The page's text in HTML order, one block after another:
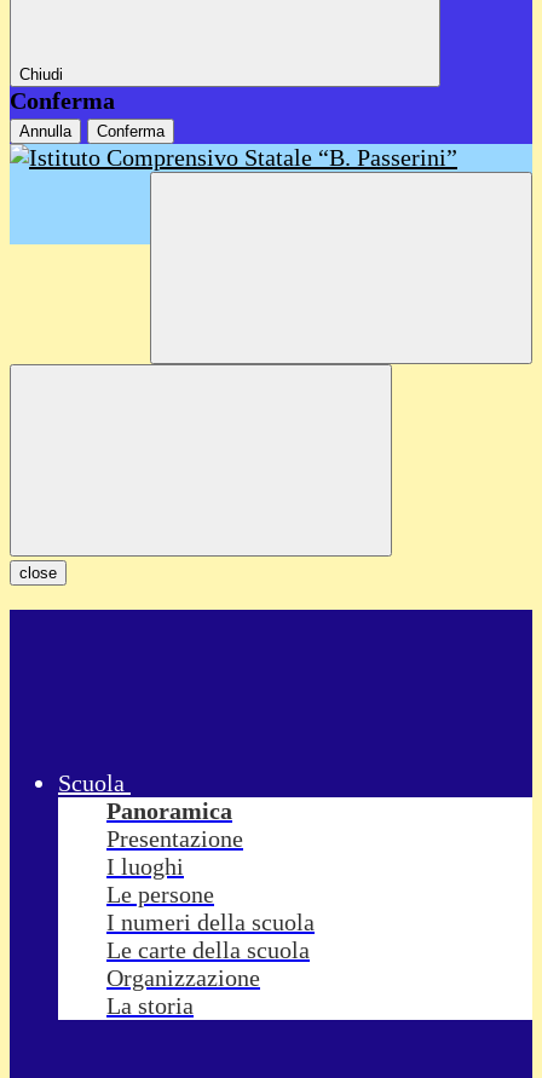
Chiudi
Conferma
Annulla Conferma
close
Scuola
Panoramica
Presentazione
I luoghi
Le persone
I numeri della scuola
Le carte della scuola
Organizzazione
La storia